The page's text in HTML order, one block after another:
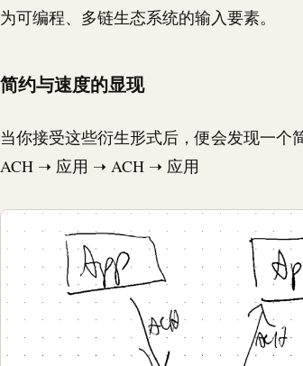
为可编程、多链生态系统的输入要素。
简约与速度的显现
当你接受这些衍生形式后，便会发现一
ACH ➝ 应用 ➝ ACH ➝ 应用